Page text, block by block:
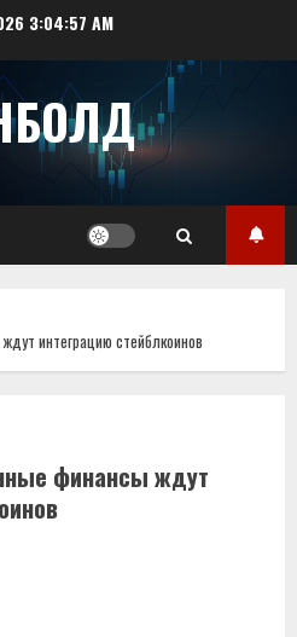
3:04:57 AM
интеграцию стейблкоинов
финансы ждут